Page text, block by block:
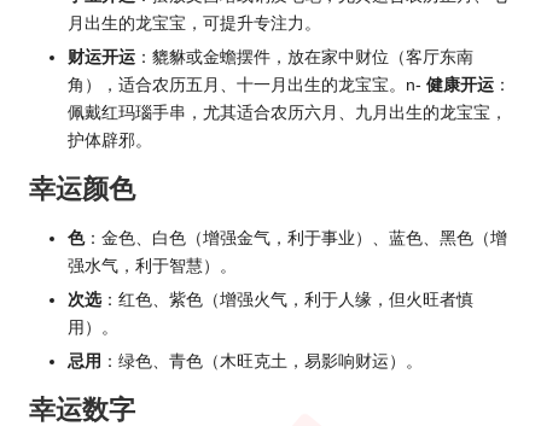
月出生的龙宝宝，可提升专注力。
财运开运 ：貔貅或金蟾摆件，放在家中财位（客厅东南
角），适合农历五月、十一月出生的龙宝宝。n- 健康开运 ：
佩戴红玛瑙手串，尤其适合农历六月、九月出生的龙宝宝，
护体辟邪。
幸运颜色
色：金色、白色（增强金气，利于事业）、蓝色、黑色（增
强水气，利于智慧）。
次选：红色、紫色（增强火气，利于人缘，但火旺者慎
用）。
忌用 ：绿色、青色（木旺克土，易影响财运）。
幸运数字